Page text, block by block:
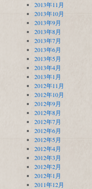
2013年11月
2013年10月
2013年9月
2013年8月
2013年7月
2013年6月
2013年5月
2013年4月
2013年1月
2012年11月
2012年10月
2012年9月
2012年8月
2012年7月
2012年6月
2012年5月
2012年4月
2012年3月
2012年2月
2012年1月
2011年12月